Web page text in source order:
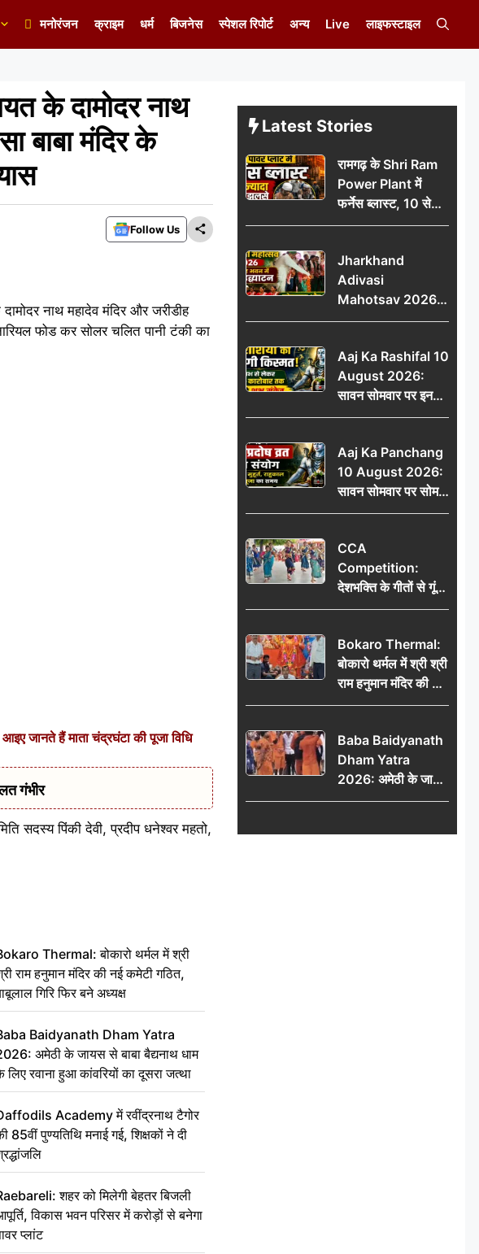
मनोरंजन क्राइम धर्म बिजनेस स्पेशल रिपोर्ट अन्य Live लाइफस्टाइल
के दामोदर नाथ
बाबा मंदिर के
Follow Us
नाथ महादेव मंदिर और जरीडीह
फोड कर सोलर चलित पानी टंकी का
जानते हैं माता चंद्रघंटा की पूजा विधि
गंभीर
सदस्य पिंकी देवी, प्रदीप धनेश्वर महतो,
Thermal: बोकारो थर्मल में श्री
राम हनुमान मंदिर की नई कमेटी गठित,
गिरि फिर बने अध्यक्ष
Baidyanath Dham Yatra
अमेठी के जायस से बाबा बैद्यनाथ धाम
लिए रवाना हुआ कांवरियों का दूसरा जत्था
Academy में रवींद्रनाथ टैगोर
85वीं पुण्यतिथि मनाई गई, शिक्षकों ने दी
शहर को मिलेगी बेहतर बिजली
विकास भवन परिसर में करोड़ों से बनेगा
प्लांट
Latest Stories
रामगढ़ के Shri Ram
Power Plant में
फर्नेस ब्लास्ट, 10 से
ज्यादा मजदूर झुलसे; दो
Jharkhand
Adivasi
Mahotsav 2026
का नगर भवन में भव्य
पारंपरिक प्रस्तुतियों ने
मोहा मन
Aaj Ka Rashifal 10
August 2026:
सावन सोमवार पर इन
राशियों की चमकेगी
लेकर नौकरी-कारोबार
तक मिलेंगे शुभ संकेत
Aaj Ka Panchang
10 August 2026:
सावन सोमवार पर सोम
प्रदोष व्रत का संयोग,
और पूजा का समय
CCA
Competition:
देशभक्ति के गीतों से गूंजा
डीएवी कथारा, लोक
बांधा समां
Bokaro Thermal:
बोकारो थर्मल में श्री श्री
राम हनुमान मंदिर की नई
कमेटी गठित, बाबूलाल
Baba Baidyanath
Dham Yatra
2026: अमेठी के जायस
से बाबा बैद्यनाथ धाम के
का दूसरा जत्था